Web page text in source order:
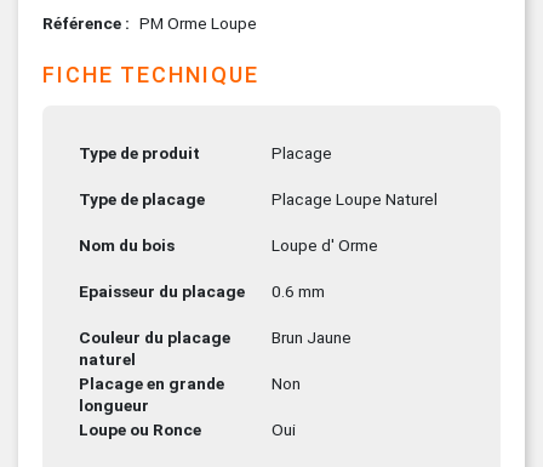
Référence PM Orme Loupe
FICHE TECHNIQUE
Type de produit Placage
Type de placage Placage Loupe Naturel
Nom du bois Loupe d' Orme
Epaisseur du placage 0.6 mm
Couleur du placage
naturel
Brun Jaune
Placage en grande
longueur
Non
Loupe ou Ronce Oui